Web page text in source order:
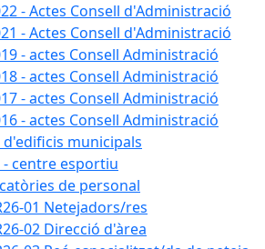
- Actes Consell d'Administració
- Actes Consell d'Administració
- actes Consell Administració
- actes Consell Administració
- actes Consell Administració
- actes Consell Administració
d'edificis municipals
- centre esportiu
de personal
01 Netejadors/res
02 Direcció d'àrea